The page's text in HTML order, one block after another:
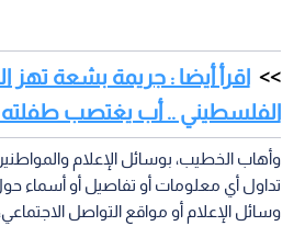
اقرأ أيضا : جريمة بشعة تهز
الفلسطيني .. أب يغتصب طفلته
وأهاب الخطيب، بوسائل الإعلام والمواطنين
تداول أي معلومات أو تفاصيل أو أسماء
وسائل الإعلام أو مواقع التواصل